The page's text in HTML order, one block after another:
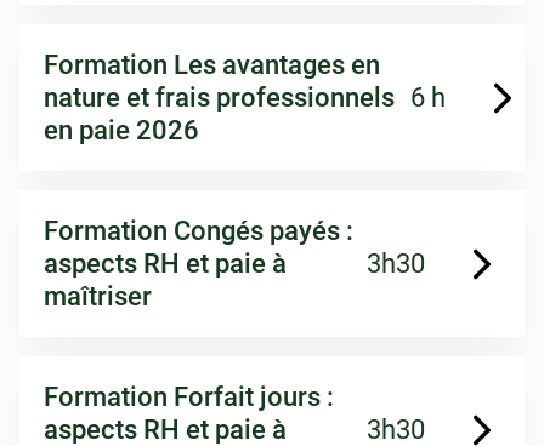
Formation Les avantages en
nature et frais professionnels
en paie 2026
6 h
Formation Congés payés :
aspects RH et paie à
maîtriser
3h30
Formation Forfait jours :
aspects RH et paie à
3h30